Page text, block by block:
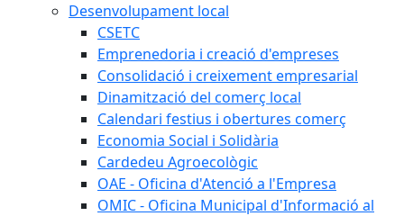
Desenvolupament local
CSETC
Emprenedoria i creació d'empreses
Consolidació i creixement empresarial
Dinamització del comerç local
Calendari festius i obertures comerç
Economia Social i Solidària
Cardedeu Agroecològic
OAE - Oficina d'Atenció a l'Empresa
OMIC - Oficina Municipal d'Informació al